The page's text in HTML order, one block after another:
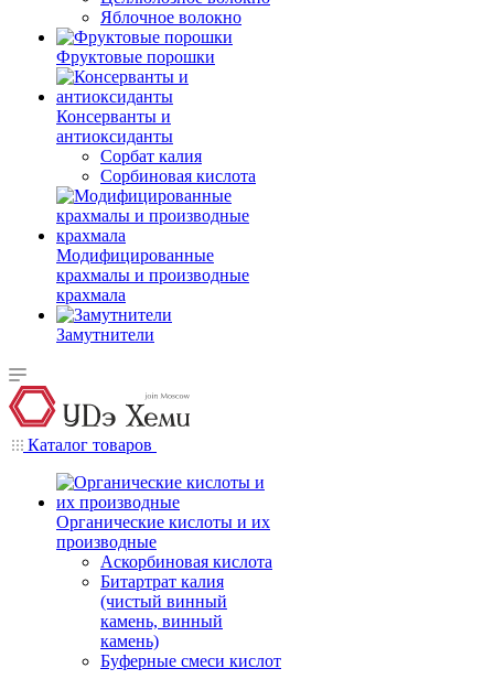
Яблочное волокно
Фруктовые порошки
Консерванты и
антиоксиданты
Сорбат калия
Сорбиновая кислота
Модифицированные
крахмалы и производные
крахмала
Замутнители
Каталог товаров
Органические кислоты и их
производные
Аскорбиновая кислота
Битартрат калия
(чистый винный
камень, винный
камень)
Буферные смеси кислот